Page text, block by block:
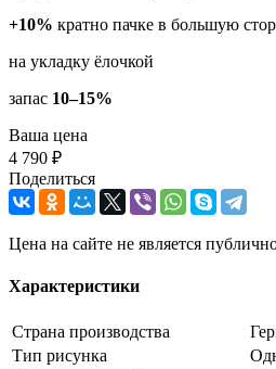
+10% кратно пачке в большую
на укладку ёлочкой
запас 10–15%
Ваша цена
4 790 ₽
Поделиться
Цена на сайте не является
Характеристики
Страна производства
Тип рисунка